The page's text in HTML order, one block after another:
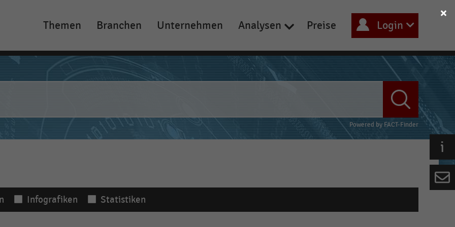
Main
navigation
Themen Branchen Unternehmen Analysen Preise Login
Powered by FACT-Finder
Infografiken Statistiken